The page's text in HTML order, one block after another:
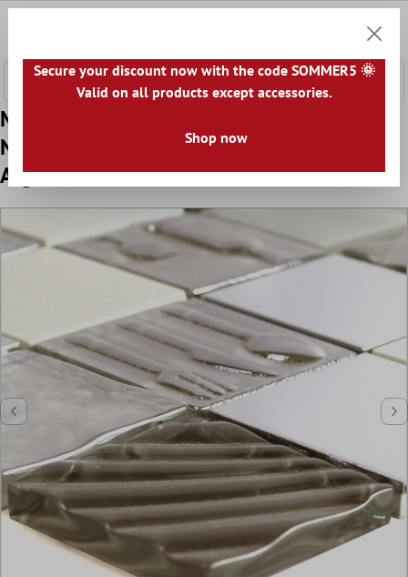
Model din Sticlă Oțel Inoxidabil Piatră
Naturală Plăci De Mozaic Emporia Maro Bej
Argint
Secure your discount now with the code SOMMER5 🌞
Valid on all products except accessories.
Shop now